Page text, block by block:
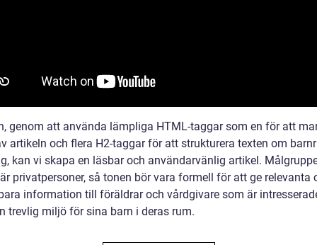
genom att använda lämpliga HTML-taggar som en för att
artikeln och flera H2-taggar för att strukturera texten om
kan vi skapa en läsbar och användarvänlig artikel.
privatpersoner, så tonen bör vara formell för att ge relevanta
information till föräldrar och vårdgivare som är
trevlig miljö för sina barn i deras rum.